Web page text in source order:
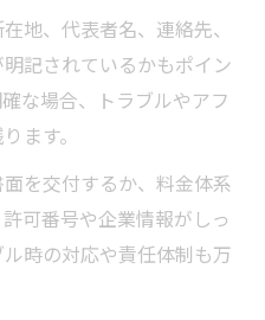
地、代表者名、連絡先、
記されているかもポイン
な場合、トラブルやアフ
ます。
を交付するか、料金体系
可番号や企業情報がしっ
時の対応や責任体制も万